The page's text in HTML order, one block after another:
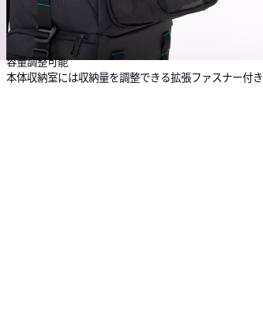
容量調整可能
本体収納室には収納量を調整できる拡張ファスナー付き